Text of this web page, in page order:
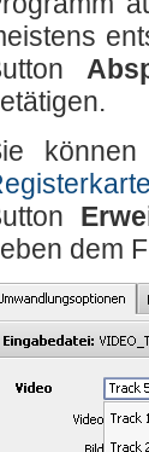
dem